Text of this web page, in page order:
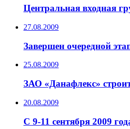
Центральная входная
27.08.2009
Завершен очередной
25.08.2009
ЗАО «Данафлекс»
20.08.2009
С 9-11 сентября 2009